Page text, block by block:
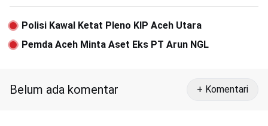
Polisi Kawal Ketat Pleno KIP Aceh Utara
Pemda Aceh Minta Aset Eks PT Arun NGL
Belum ada komentar + Komentari